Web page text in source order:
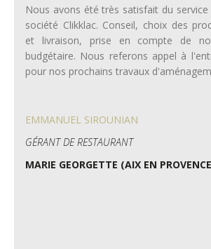
Nous avons été très satisfait du
société Clikklac. Conseil, choix des
et livraison, prise en compte de
budgétaire. Nous referons appel à
pour nos prochains travaux
EMMANUEL SIROUNIAN
GÉRANT DE RESTAURANT
MARIE GEORGETTE (AIX EN